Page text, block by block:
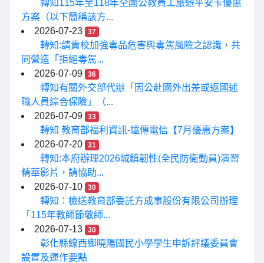
轉知115年至118年全國公教員工旅遊平安卡優惠
方案（以下簡稱該方...
2026-07-23
37
轉知:請貴校加強毒品危害與毒駕風險之認識，共
同營造「拒絕毒駕...
2026-07-09
36
轉知有關外交部代辦「因公赴國外出差或返國述
職人員綜合保險」（...
2026-07-09
33
轉知 教育部福利資訊-遠傳電信【7月優惠方案】
2026-07-20
31
轉知:本府辦理2026城鎮韌性(全民防衛動員)演習
精華影片，請協助...
2026-07-10
30
轉知：檢送教育部委託方成事股份有限公司辦理
「115年教師節敬師...
2026-07-13
30
彰化縣線西鄉曉陽國民小學學生申訴評議委員會
設置及運作要點